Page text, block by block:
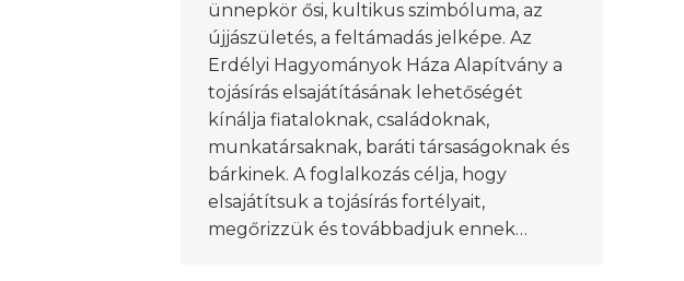
ünnepkör ősi, kultikus szimbóluma, az
újjászületés, a feltámadás jelképe. Az
Erdélyi Hagyományok Háza Alapítvány a
tojásírás elsajátításának lehetőségét
kínálja fiataloknak, családoknak,
munkatársaknak, baráti társaságoknak és
bárkinek. A foglalkozás célja, hogy
elsajátítsuk a tojásírás fortélyait,
megőrizzük és továbbadjuk ennek…